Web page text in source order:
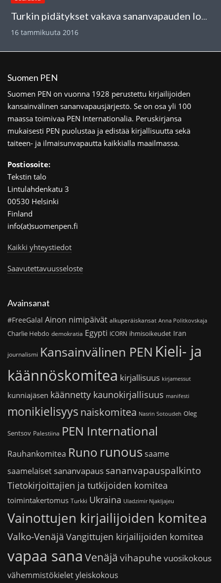
Turkin pidätykset vakava sananvapauden loukkaus
16 tammikuuta 2016
Suomen PEN
Suomen PEN on vuonna 1928 perustettu kirjailijoiden
kansainvälinen sananvapausjärjestö. Se on osa yli 100
maassa toimivaa PEN Internationalia. Peruskirjansa
mukaisesti PEN puolustaa ja edistää kirjallisuutta sekä
taiteen- ja ilmaisunvapautta kaikkialla maailmassa.
Postiosoite:
Tekstin talo
Lintulahdenkatu 3
00530 Helsinki
Finland
info(at)suomenpen.fi
Kaikki yhteystiedot
Saavutettavuusseloste
Avainsanat
#FreeGalal Ainon nimipäivät alkuperäiskansat Anna Politkovskaja
Charlie Hebdo demokratia Egypti ICORN ihmisoikeudet Iran
journalismi Kansainvälinen PEN Kieli- ja
käännöskomitea kirjallisuus kirjamessut
kunniajäsen käännetty kaunokirjallisuus manifesti
monikielisyys naiskomitea Nasrin Sotoudeh Oleg
Sentsov Palestiina PEN International
Rauhankomitea Runo runoussaame
saamelaiset sananvapaus sananvapauspalkinto
Tietokirjoittajien ja tutkijoiden komitea
toimintakertomus Turkki Ukraina Uladzimir Njakljajeu
Vainottujen kirjailijoiden komitea
Valko-Venäjä Vangittujen kirjailijoiden komitea
vapaa sana Venäjä vihapuhe vuosikokous
vähemmistökieletyleiskokous